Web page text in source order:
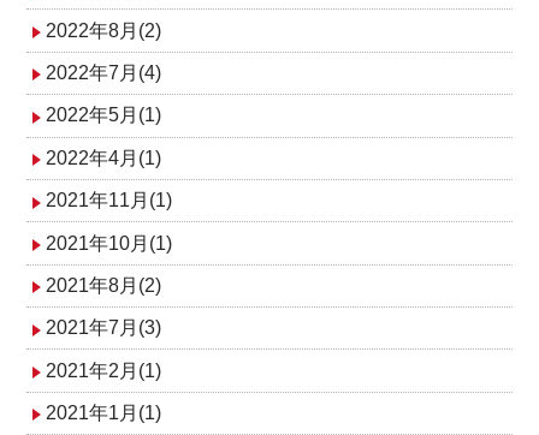
2022年8月(2)
2022年7月(4)
2022年5月(1)
2022年4月(1)
2021年11月(1)
2021年10月(1)
2021年8月(2)
2021年7月(3)
2021年2月(1)
2021年1月(1)